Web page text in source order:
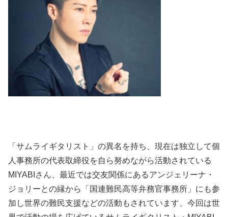
「サムライギタリスト」の異名を持ち、現在は独立して個
人事務所の代表取締役を自ら努めながら活動されている
MIYABIさん、最近では交友関係にあるアンジェリーナ・
ジョリーとの縁から「国連難民高等弁務官事務所」にも参
加し世界の難民支援などの活動もされています、今回は世